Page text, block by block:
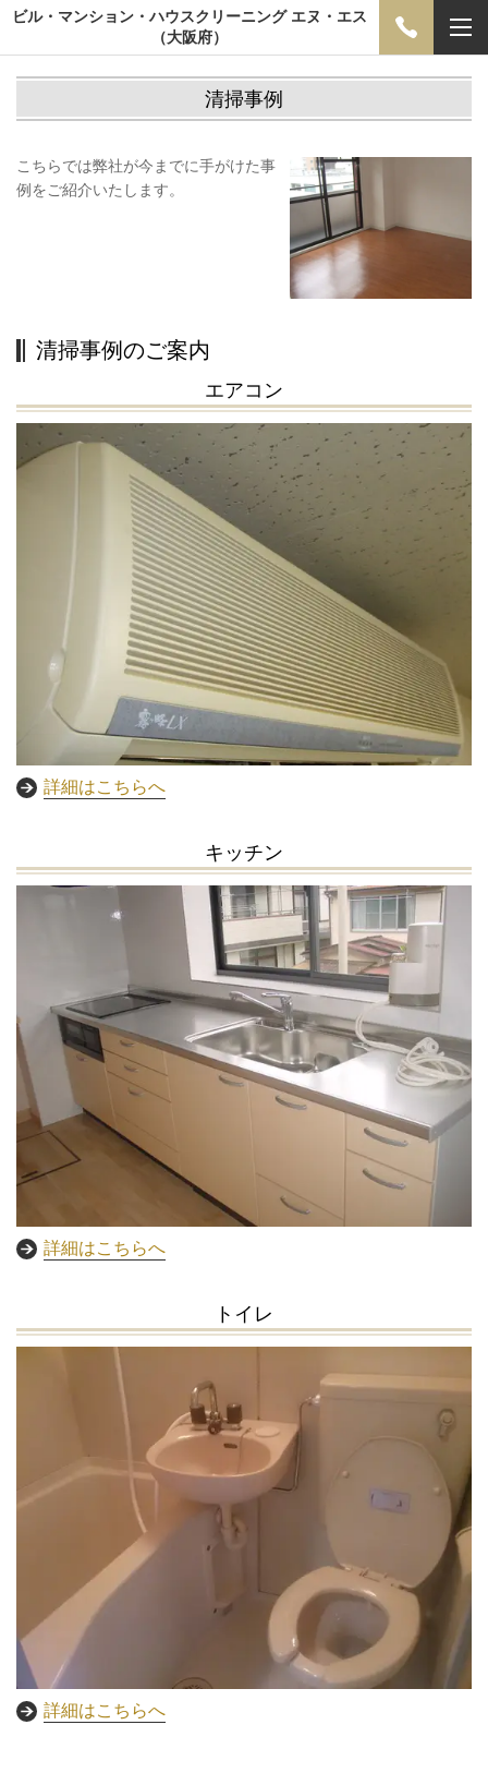
ビル・マンション・ハウスクリーニング エヌ・エス
（大阪府）
清掃事例
こちらでは弊社が今までに手がけた事
例をご紹介いたします。
清掃事例のご案内
エアコン
詳細はこちらへ
キッチン
詳細はこちらへ
トイレ
詳細はこちらへ